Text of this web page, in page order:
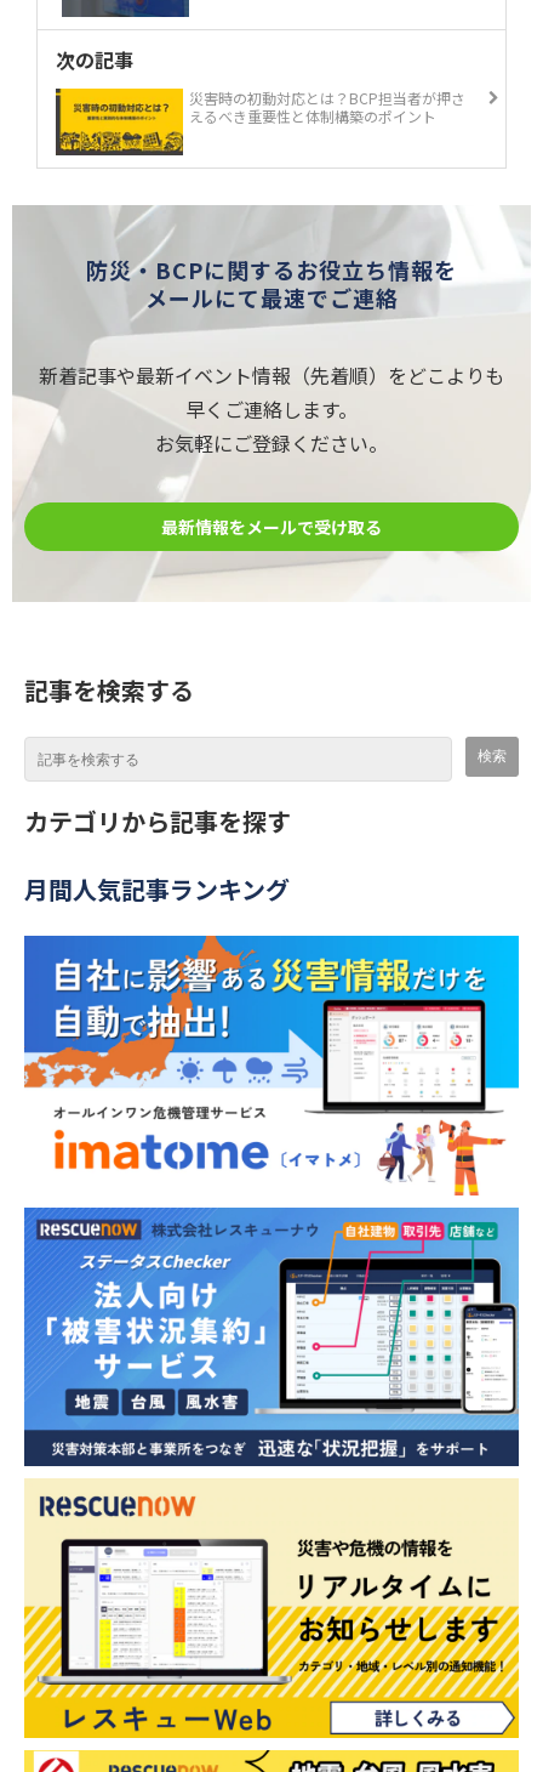
次の記事
災害時の初動対応とは？BCP担当者が押さ
えるべき重要性と体制構築のポイント
防災・BCPに関するお役立ち情報を
メールにて最速でご連絡
新着記事や最新イベント情報（先着順）をどこよりも
早くご連絡します。
お気軽にご登録ください。
最新情報をメールで受け取る
記事を検索する
カテゴリから記事を探す
月間人気記事ランキング